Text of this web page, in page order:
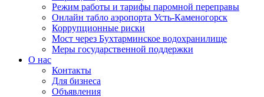
Режим работы и тарифы паромной переправы
Онлайн табло аэропорта Усть-Каменогорск
Коррупционные риски
Мост через Бухтарминское водохранилище
Меры государственной поддержки
О нас
Контакты
Для бизнеса
Объявления